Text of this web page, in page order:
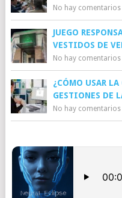
No hay comentarios
JUEGO
VESTIDOS DE
No hay comentarios
¿CÓMO USAR
GESTIONES DE
No hay comentarios